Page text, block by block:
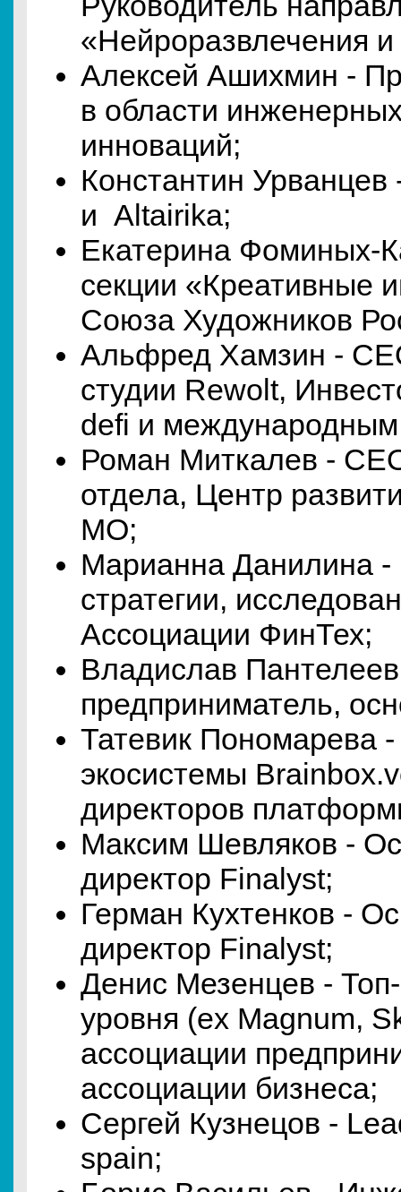
«Нейроразвлечения
Алексей Ашихмин -
в области
инноваций;
Константин
и Altairika;
Екатерина Фоминых-
секции «Креативные
Союза Художников
Альфред Хамзин -
студии Rewolt,
defi и
Роман Миткалев -
отдела, Центр
МО;
Марианна Данилина -
стратегии,
Ассоциации ФинТех;
Владислав
предприниматель,
Татевик Пономарева
экосистемы
директоров
Максим Шевляков -
директор Finalyst;
Герман Кухтенков -
директор Finalyst;
Денис Мезенцев -
уровня (ex Magnum,
ассоциации
ассоциации бизнеса;
Сергей Кузнецов -
spain;